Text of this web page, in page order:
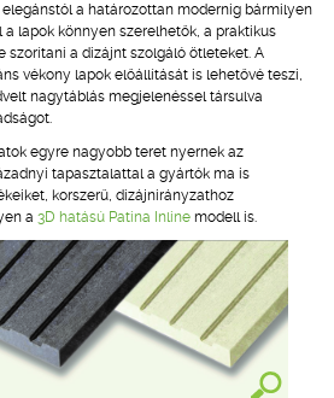
a határozottan modernig bármilyen
lapok könnyen szerelhetők, a praktikus
szorítani a dizájnt szolgáló ötleteket. A
vékony lapok előállítását is lehetővé teszi,
nagytáblás megjelenéssel társulva
egyre nagyobb teret nyernek az
tapasztalattal a gyártók ma is
korszerű, dizájnirányzathoz
a 3D hatású Patina Inline modell is.